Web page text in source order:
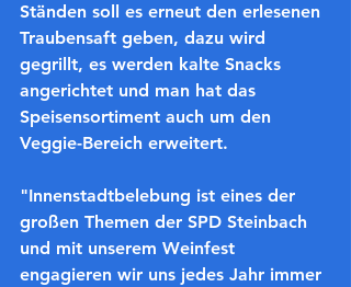
Ständen soll es erneut den erlesenen
Traubensaft geben, dazu wird
gegrillt, es werden kalte Snacks
angerichtet und man hat das
Speisensortiment auch um den
Veggie-Bereich erweitert.
"Innenstadtbelebung ist eines der
großen Themen der SPD Steinbach
und mit unserem Weinfest
engagieren wir uns jedes Jahr immer